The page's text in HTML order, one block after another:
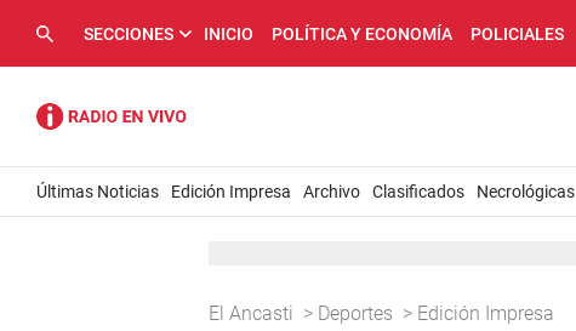
SECCIONES INICIO POLÍTICA Y ECONOMÍA POLICIALES
Últimas Noticias Edición Impresa Archivo Clasificados Necrológicas
El Ancasti > Deportes > Edición Impresa